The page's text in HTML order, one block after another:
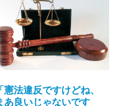
「憲法違反ですけどね、
あ良いじゃないです